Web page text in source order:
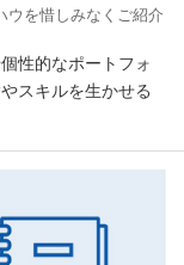
ウを惜しみなくご紹介
性的なポートフォ
スキルを生かせる